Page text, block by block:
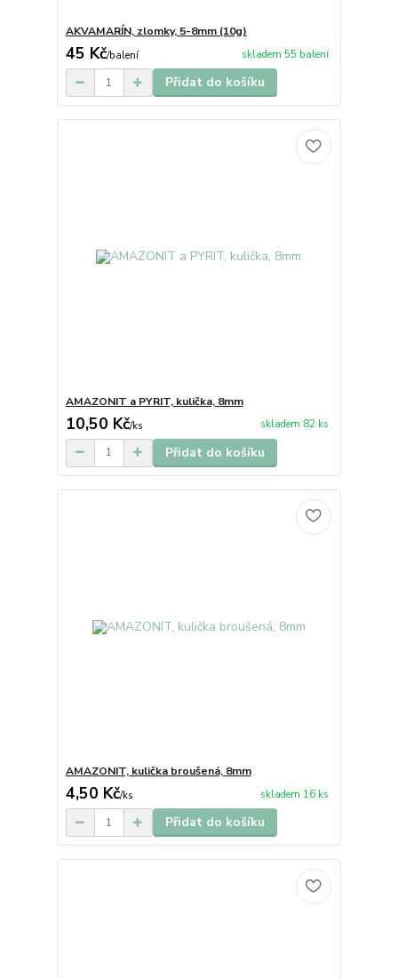
AKVAMARÍN, zlomky, 5-8mm (10g)
45 Kč/balení skladem 55 balení
Přidat do košíku
AMAZONIT a PYRIT, kulička, 8mm
10,50 Kč/ks skladem 82 ks
Přidat do košíku
AMAZONIT, kulička broušená, 8mm
4,50 Kč/ks skladem 16 ks
Přidat do košíku